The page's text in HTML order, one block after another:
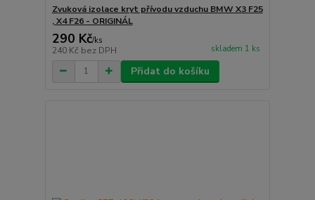
Zvuková izolace kryt přívodu vzduchu BMW X3 F25
, X4 F26 - ORIGINÁL
290 Kč/ks
240 Kč bez DPH skladem 1 ks
Přidat do košíku